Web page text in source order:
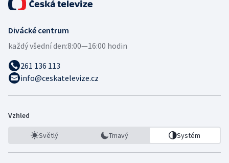
Divácké centrum
každý všední den:8:00—16:00 hodin
261 136 113
info@ceskatelevize.cz
Vzhled
Světlý Tmavý Systém